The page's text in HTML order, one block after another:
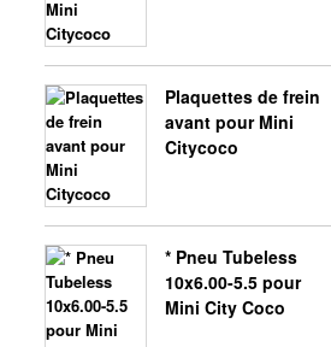
Plaquettes de frein
avant pour Mini
Citycoco
* Pneu Tubeless
10x6.00-5.5 pour
Mini City Coco